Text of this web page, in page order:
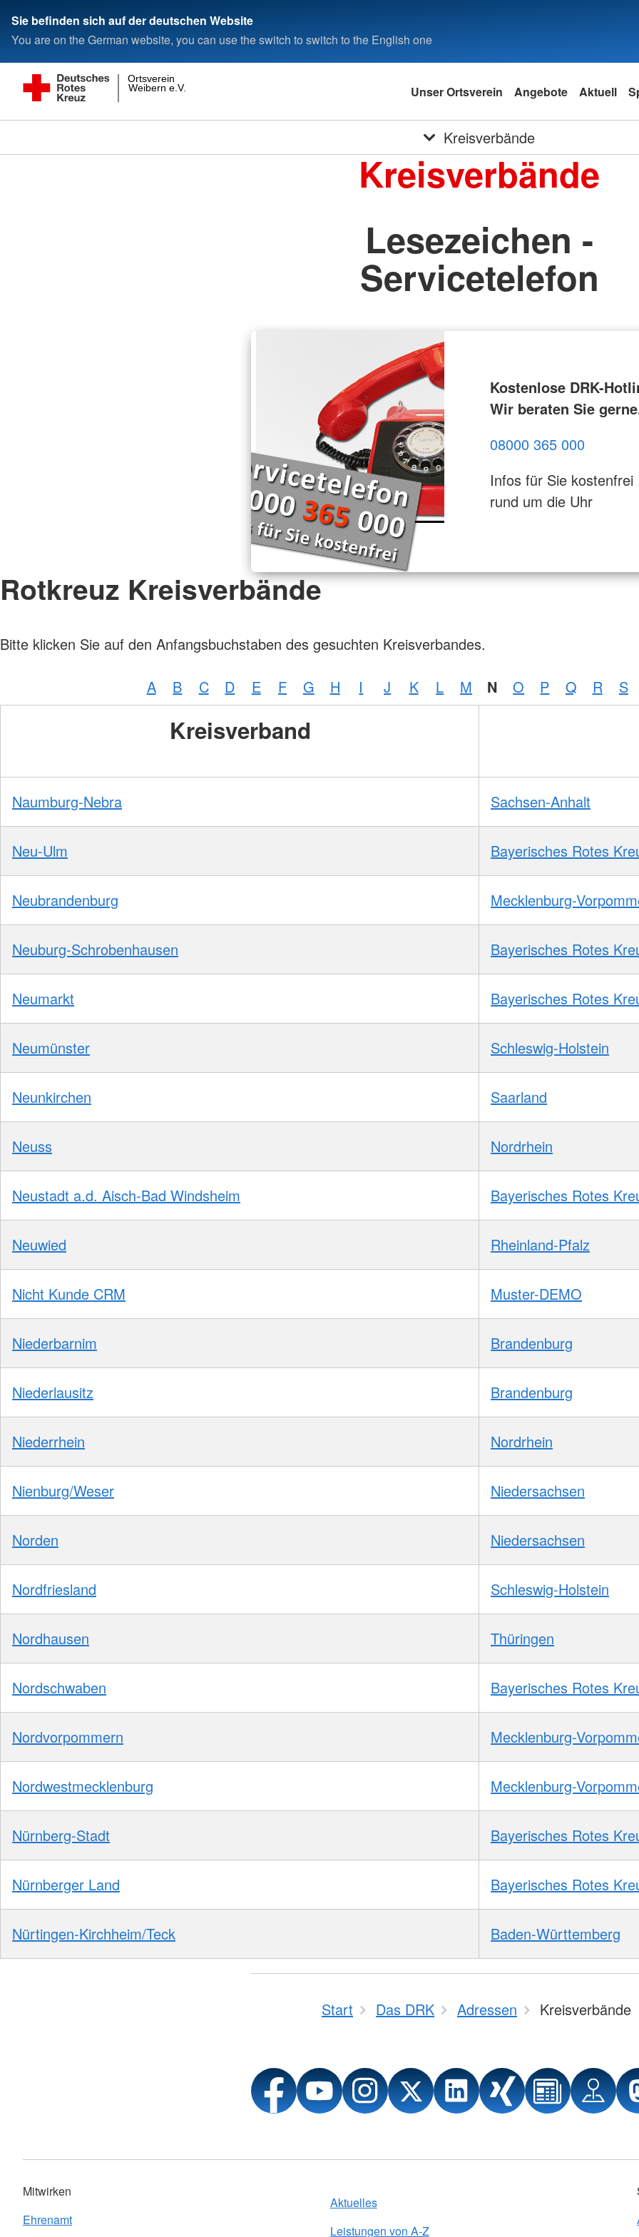
Sie befinden sich auf der deutschen Website
You are on the German website, you can use the switch to switch to the English one
Weibern e.V.
Ortsverein
Unser Ortsverein Angebote Aktuell
Kreisverbände
Kreisverbände
Lesezeichen -
Servicetelefon
Kostenlose DRK-
Wir beraten Sie
08000 365 000
Infos für Sie kostenfrei
rund um die Uhr
Rotkreuz Kreisverbände
Bitte klicken Sie auf den Anfangsbuchstaben des gesuchten Kreisverbandes.
A B C D E F G H I J K L M N O P Q R S
Kreisverband
Naumburg-Nebra Sachsen-Anhalt
Neu-Ulm Bayerisches Rotes
Neubrandenburg Mecklenburg-
Neuburg-Schrobenhausen Bayerisches Rotes
Neumarkt Bayerisches Rotes
Neumünster Schleswig-Holstein
Neunkirchen Saarland
Neuss Nordrhein
Neustadt a.d. Aisch-Bad Windsheim Bayerisches Rotes
Neuwied Rheinland-Pfalz
Nicht Kunde CRM Muster-DEMO
Niederbarnim Brandenburg
Niederlausitz Brandenburg
Niederrhein Nordrhein
Nienburg/Weser Niedersachsen
Norden Niedersachsen
Nordfriesland Schleswig-Holstein
Nordhausen Thüringen
Nordschwaben Bayerisches Rotes
Nordvorpommern Mecklenburg-
Nordwestmecklenburg Mecklenburg-
Nürnberg-Stadt Bayerisches Rotes
Nürnberger Land Bayerisches Rotes
Nürtingen-Kirchheim/Teck Baden-Württemberg
Start Das DRK Adressen Kreisverbände
Mitwirken
Ehrenamt
Aktuelles
Leistungen von A-Z